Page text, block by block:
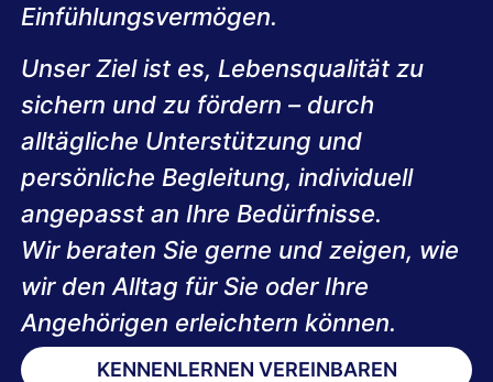
Einfühlungsvermögen.
Unser Ziel ist es, Lebensqualität zu
sichern und zu fördern – durch
alltägliche Unterstützung und
persönliche Begleitung, individuell
angepasst an Ihre Bedürfnisse.
Wir beraten Sie gerne und zeigen, wie
wir den Alltag für Sie oder Ihre
Angehörigen erleichtern können.
KENNENLERNEN VEREINBAREN